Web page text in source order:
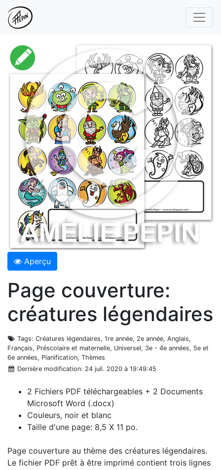
Aperçu
Page couverture:
créatures légendaires
Tags: Créatures légendaires, 1re année, 2e année, Anglais,
Français, Préscolaire et maternelle, Universel, 3e - 4e années, 5e et
6e années, Planification, Thèmes
Dernière modification: 24 juil. 2020 à 19:49:45
2 Fichiers PDF téléchargeables + 2 Documents
Microsoft Word (.docx)
Couleurs, noir et blanc
Taille d'une page: 8,5 X 11 po.
Page couverture au thème des créatures légendaires.
Le fichier PDF prêt à être imprimé contient trois lignes